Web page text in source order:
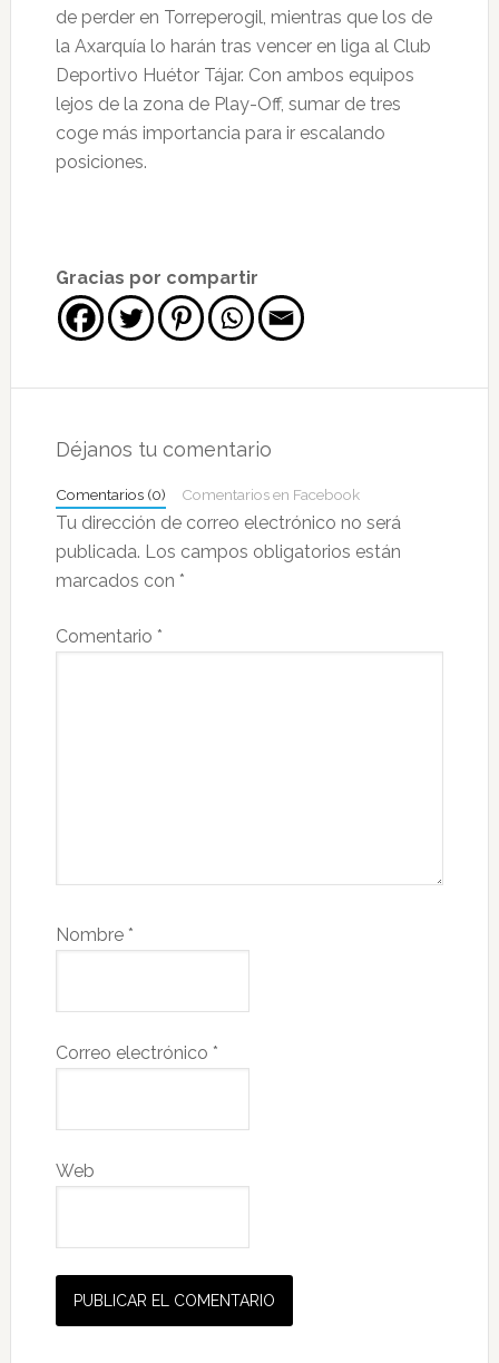
de perder en Torreperogil, mientras que los de
la Axarquía lo harán tras vencer en liga al Club
Deportivo Huétor Tájar. Con ambos equipos
lejos de la zona de Play-Off, sumar de tres
coge más importancia para ir escalando
posiciones.
Gracias por compartir
con
lectores
Déjanos tu comentario
Comentarios (0) Comentarios en Facebook
Tu dirección de correo electrónico no será
publicada. Los campos obligatorios están
marcados con *
Comentario *
Nombre *
Correo electrónico *
Web